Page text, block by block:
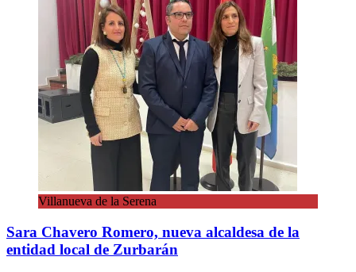
Villanueva de la Serena
Sara Chavero Romero, nueva alcaldesa de la
entidad local de Zurbarán